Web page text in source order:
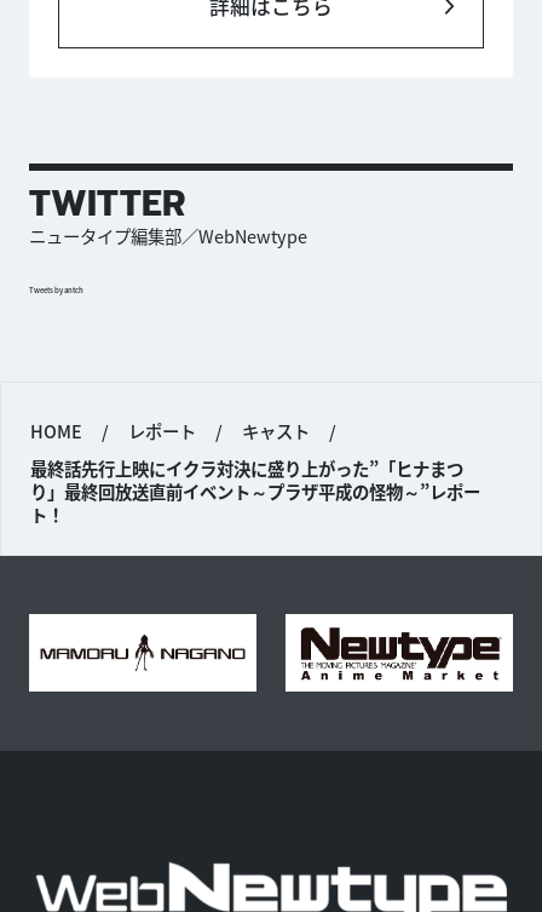
詳細はこちら
TWITTER
ニュータイプ編集部／WebNewtype
Tweets by antch
HOME / レポート / キャスト
/
最終話先行上映にイクラ対決に盛り上がった”「ヒナまつ
り」最終回放送直前イベント～プラザ平成の怪物～”レポー
ト！